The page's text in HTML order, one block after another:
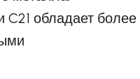
обладает более